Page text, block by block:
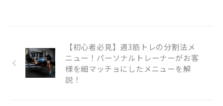
【初心者必見】週3筋トレの分割法メ
ニュー！パーソナルトレーナーがお客
様を細マッチョにしたメニューを解
説！